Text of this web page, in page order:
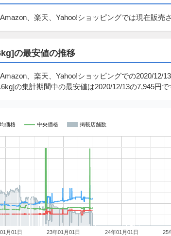
、楽天、Yahoo!ショッピングでは現在販売
の最安値の推移
、楽天、Yahoo!ショッピングでの2020/12/
の集計期間中の最安値は2020/12/13の7,945円で
価格 中央価格 掲載店舗数
月01日 23年01月01日 24年01月01日 25